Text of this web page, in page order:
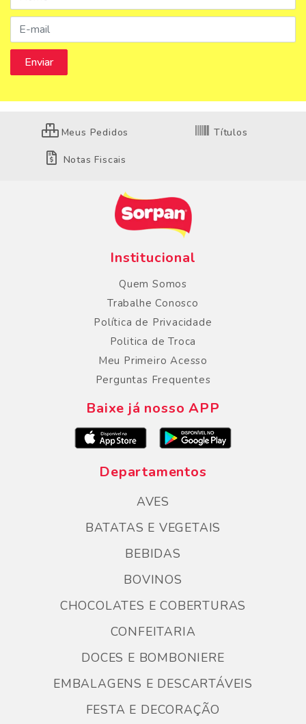
Meus Pedidos Títulos
Notas Fiscais
Institucional
Quem Somos
Trabalhe Conosco
Política de Privacidade
Politica de Troca
Meu Primeiro Acesso
Perguntas Frequentes
Baixe já nosso APP
Departamentos
AVES
BATATAS E VEGETAIS
BEBIDAS
BOVINOS
CHOCOLATES E COBERTURAS
CONFEITARIA
DOCES E BOMBONIERE
EMBALAGENS E DESCARTÁVEIS
FESTA E DECORAÇÃO